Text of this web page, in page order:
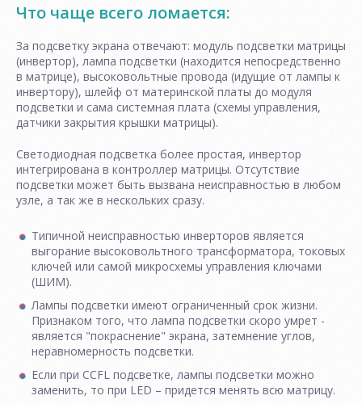
Что чаще всего ломается:
За подсветку экрана отвечают: модуль подсветки матрицы
(инвертор), лампа подсветки (находится непосредственно
в матрице), высоковольтные провода (идущие от лампы к
инвертору), шлейф от материнской платы до модуля
подсветки и сама системная плата (схемы управления,
датчики закрытия крышки матрицы).
Светодиодная подсветка более простая, инвертор
интегрирована в контроллер матрицы. Отсутствие
подсветки может быть вызвана неисправностью в любом
узле, а так же в нескольких сразу.
Типичной неисправностью инверторов является
выгорание высоковольтного трансформатора, токовых
ключей или самой микросхемы управления ключами
(ШИМ).
Лампы подсветки имеют ограниченный срок жизни.
Признаком того, что лампа подсветки скоро умрет -
является "покраснение" экрана, затемнение углов,
неравномерность подсветки.
Если при CCFL подсветке, лампы подсветки можно
заменить, то при LED – придется менять всю матрицу.